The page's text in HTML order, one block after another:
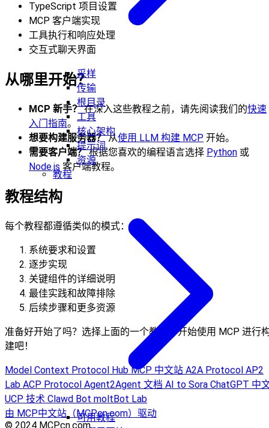
采样
传输
根目录
工具
核心架构
提示词
资源
教程
可用教程
TypeScript 项目设置
MCP 客户端实现
工具执行和响应处理
交互式聊天界面
从哪里开始？
MCP 新手？在深入这些教程之前，请先阅读我们的快速
入门指南。
想要构建服务器？从使用 LLM 构建 MCP 开始。
需要客户端？根据您喜欢的编程语言选择 Python 或
Node.js 客户端教程。
教程结构
每个教程都遵循类似的模式：
系统要求和设置
逐步实现
关键组件的详细说明
最佳实践和故障排除
后续步骤和更多资源
准备好开始了吗？选择上面的一个教程，开始使用 MCP 进行
建吧！
Model Context Protocol HubMCP 中文站 A2A Protocol AP2
Lab ACP Protocol Agent2Agent 文档 AI to Sora ChatGPT 中
UCP 技术 Clawd Bot moltBot Lab
由 MCP中文站（MCPcn.com）驱动
© 2024 MCPcn.com.